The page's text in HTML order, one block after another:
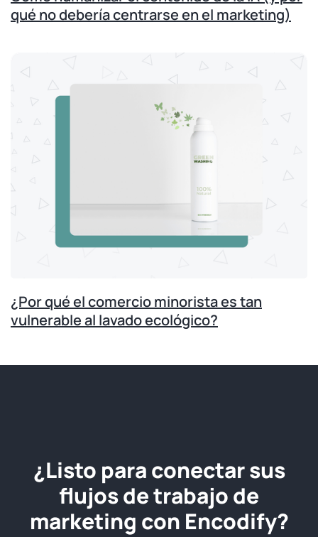
qué no debería centrarse en el marketing)
¿Por qué el comercio minorista es tan
vulnerable al lavado ecológico?
¿Listo para conectar sus
flujos de trabajo de
marketing con Encodify?